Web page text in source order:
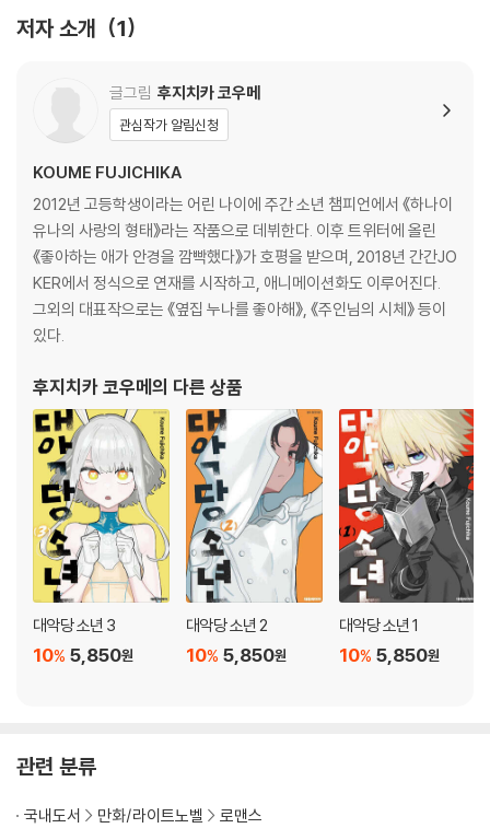
저자 소개 1
글그림 후지치카 코우메
관심작가 알림신청
KOUME FUJICHIKA
2012년 고등학생이라는 어린 나이에 주간 소년 챔피언에서 《하나이
유나의 사랑의 형태》라는 작품으로 데뷔한다. 이후 트위터에 올린
《좋아하는 애가 안경을 깜빡했다》가 호평을 받으며, 2018년 간간JO
KER에서 정식으로 연재를 시작하고, 애니메이션화도 이루어진다.
그외의 대표작으로는 《옆집 누나를 좋아해》, 《주인님의 시체》 등이
있다.
후지치카 코우메의 다른 상품
대악당 소년 3
5,850원
10%
대악당 소년 2
5,850원
10%
대악당 소년 1
5,850원
10%
관련 분류
국내도서 만화/라이트노벨 로맨스